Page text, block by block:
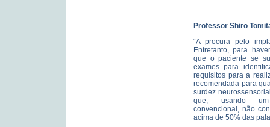
Professor Shiro
“A procura pelo
Entretanto, para
que o paciente se
exames para
requisitos para a
recomendada para
surdez
que, usando
convencional, não
acima de 50% das